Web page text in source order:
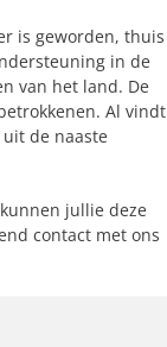
is geworden, thuis
in de
van het land. De
Al vindt
de naaste
jullie deze
contact met ons